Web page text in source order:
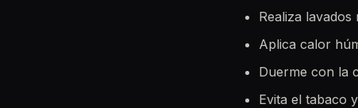
Realiza
Aplica calor
Duerme con la
Evita el tabaco